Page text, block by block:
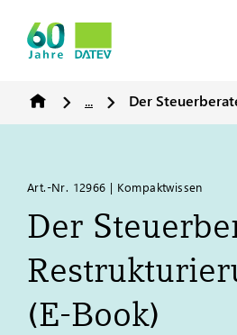
... Der
Art.-Nr. 12966 | Kompaktwissen
Der
(E-Book)